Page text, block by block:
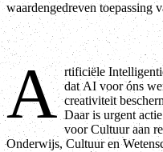
waardengedreven toepassing
A rtificiële
dat AI voor óns
creativiteit
Daar is urgent
voor Cultuur aan
Onderwijs, Cultuur en